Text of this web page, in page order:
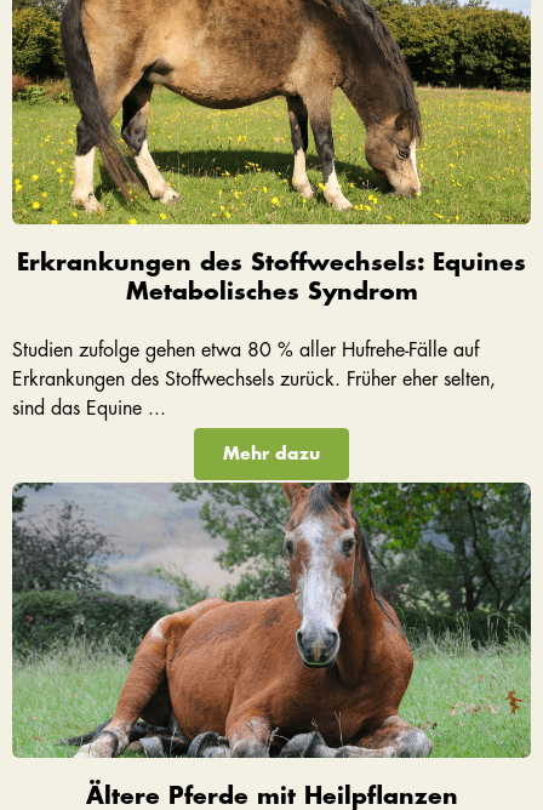
Erkrankungen des Stoffwechsels: Equines
Metabolisches Syndrom
Studien zufolge gehen etwa 80 % aller Hufrehe-Fälle auf
Erkrankungen des Stoffwechsels zurück. Früher eher selten,
sind das Equine ...
Mehr dazu
Ältere Pferde mit Heilpflanzen